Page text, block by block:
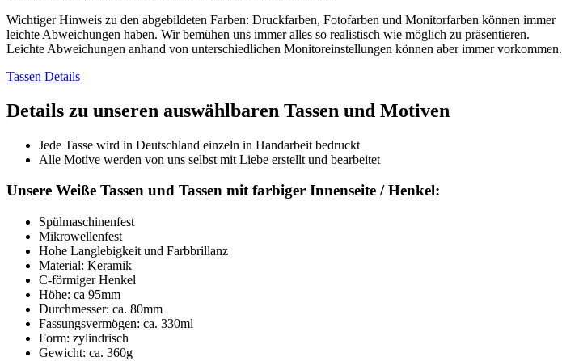
Wichtiger Hinweis zu den abgebildeten Farben: Druckfarben, Fotofarben und Monitorfarben können immer
leichte Abweichungen haben. Wir bemühen uns immer alles so realistisch wie möglich zu präsentieren.
Leichte Abweichungen anhand von unterschiedlichen Monitoreinstellungen können aber immer vorkommen.
Tassen Details
Details zu unseren auswählbaren Tassen und Motiven
Jede Tasse wird in Deutschland einzeln in Handarbeit bedruckt
Alle Motive werden von uns selbst mit Liebe erstellt und bearbeitet
Unsere Weiße Tassen und Tassen mit farbiger Innenseite / Henkel:
Spülmaschinenfest
Mikrowellenfest
Hohe Langlebigkeit und Farbbrillanz
Material: Keramik
C-förmiger Henkel
Höhe: ca 95mm
Durchmesser: ca. 80mm
Fassungsvermögen: ca. 330ml
Form: zylindrisch
Gewicht: ca. 360g